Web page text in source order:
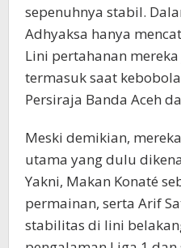
sepenuhnya stabil.
Adhyaksa hanya
Lini pertahanan
termasuk saat
Persiraja Banda Aceh
Meski demikian,
utama yang dulu
Yakni, Makan Konaté
permainan, serta Arif
stabilitas di lini